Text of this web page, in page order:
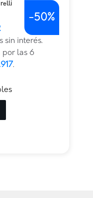
sin interés.
por las 6
.
-50%